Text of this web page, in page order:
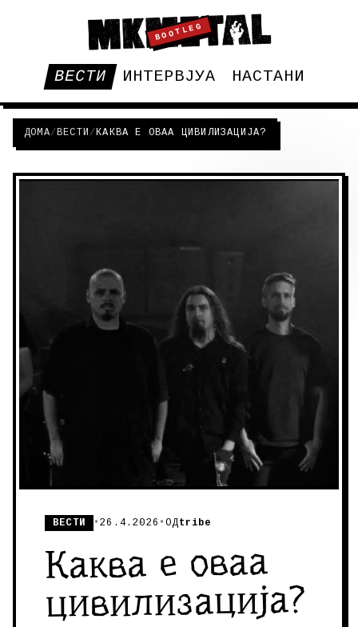
BOOTLEG
ВЕСТИ ИНТЕРВЈУА НАСТАНИ
ДОМА/ВЕСТИ /КАКВА Е ОВАА ЦИВИЛИЗАЦИЈА?
ВЕСТИ •26.4.2026 •ОДtribe
Каква е оваа
цивилизација?